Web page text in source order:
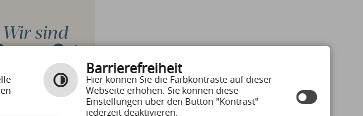
Barrierefreiheit
Hier können Sie die Farbkontraste auf dieser
Webseite erhöhen. Sie können diese
Einstellungen über den Button "Kontrast"
jederzeit deaktivieren.